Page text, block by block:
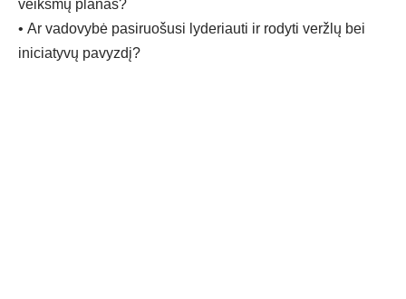
veiksmų planas?
• Ar vadovybė pasiruošusi lyderiauti ir rodyti veržlų bei
iniciatyvų pavyzdį?